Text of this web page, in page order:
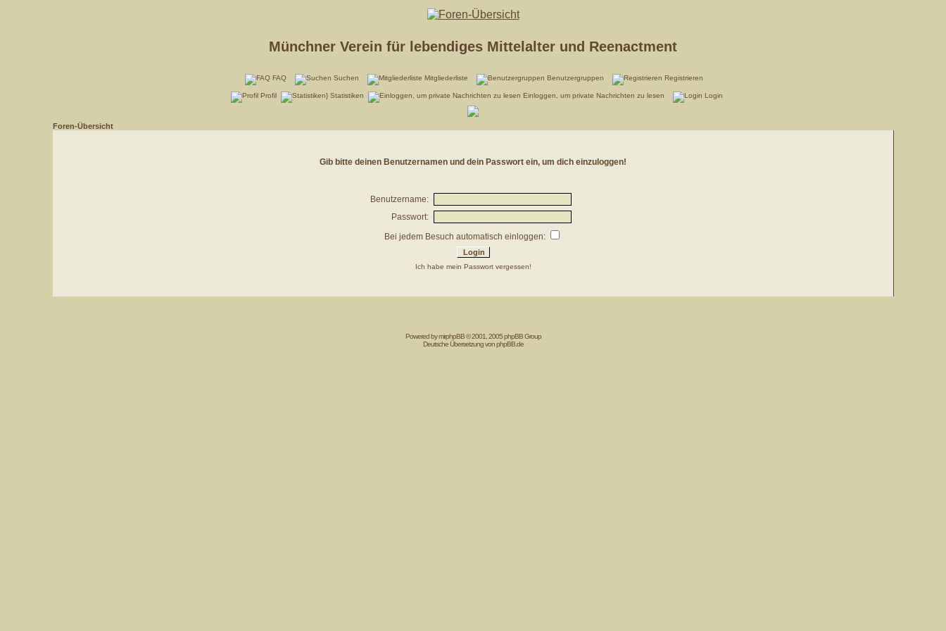
Münchner Verein für lebendiges Mittelalter und Reenactment
FAQ Suchen Mitgliederliste Benutzergruppen Registrieren
Profil Statistiken Einloggen, um private Nachrichten zu lesen Login
Foren-Übersicht
Gib bitte deinen Benutzernamen und dein Passwort ein, um dich einzuloggen!
Benutzername:
Passwort:
Bei jedem Besuch automatisch einloggen:
Ich habe mein Passwort vergessen!
Powered by mirphpBB© 2001, 2005 phpBB Group
Deutsche Übersetzung vonphpBB.de